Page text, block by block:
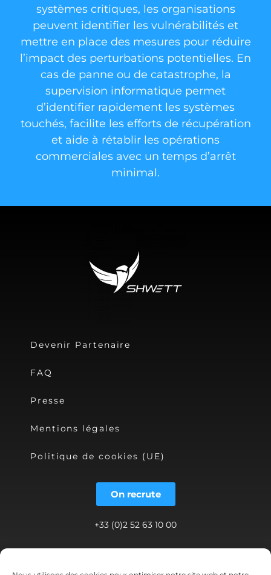
systèmes critiques, les organisations
peuvent identifier les vulnérabilités et
mettre en place des mesures pour réduire
l’impact des perturbations potentielles. En
cas de panne ou de catastrophe, la
supervision informatique permet
d’identifier rapidement les systèmes
touchés, facilite les efforts de récupération
et aide à rétablir les opérations
commerciales avec un temps d’arrêt
minimal.
Devenir Partenaire
FAQ
Presse
Mentions légales
Politique de cookies (UE)
On recrute
+33 (0)2 52 63 10 00